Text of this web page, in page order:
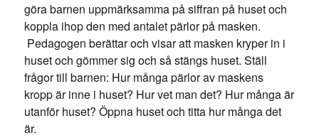
göra barnen uppmärksamma på siffran på huset och
koppla ihop den med antalet pärlor på masken.
Pedagogen berättar och visar att masken kryper in i
huset och gömmer sig och så stängs huset. Ställ
frågor till barnen: Hur många pärlor av maskens
kropp är inne i huset? Hur vet man det? Hur många är
utanför huset? Öppna huset och titta hur många det
är.